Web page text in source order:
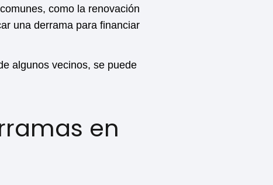
como la renovación
una derrama para financiar
algunos vecinos, se puede
en